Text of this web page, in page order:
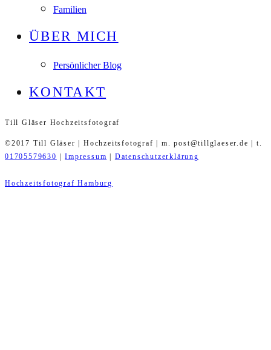
Familien
ÜBER MICH
Persönlicher Blog
KONTAKT
Till Gläser Hochzeitsfotograf
©2017 Till Gläser | Hochzeitsfotograf | m. post@tillglaeser.de | t.
01705579630
|Impressum Datenschutzerklärung
Hochzeitsfotograf Hamburg